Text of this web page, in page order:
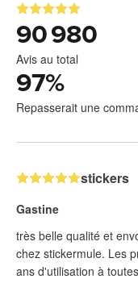
90 980
Avis au total
97%
Repasserait une
stickers
Gastine
très belle qualité et
chez stickermule. Les
ans d'utilisation à